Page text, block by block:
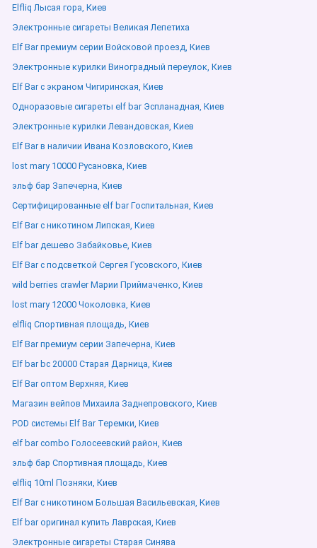
Elfliq Лысая гора, Киев
Электронные сигареты Великая Лепетиха
Elf Bar премиум серии Войсковой проезд, Киев
Электронные курилки Виноградный переулок, Киев
Elf Bar с экраном Чигиринская, Киев
Одноразовые сигареты elf bar Эспланадная, Киев
Электронные курилки Левандовская, Киев
Elf Bar в наличии Ивана Козловского, Киев
lost mary 10000 Русановка, Киев
эльф бар Запечерна, Киев
Сертифицированные elf bar Госпитальная, Киев
Elf Bar с никотином Липская, Киев
Elf bar дешево Забайковье, Киев
Elf Bar с подсветкой Сергея Гусовского, Киев
wild berries crawler Марии Приймаченко, Киев
lost mary 12000 Чоколовка, Киев
elfliq Спортивная площадь, Киев
Elf Bar премиум серии Запечерна, Киев
Elf bar bc 20000 Старая Дарница, Киев
Elf Bar оптом Верхняя, Киев
Магазин вейпов Михаила Заднепровского, Киев
POD системы Elf Bar Теремки, Киев
elf bar combo Голосеевский район, Киев
эльф бар Спортивная площадь, Киев
elfliq 10ml Позняки, Киев
Elf Bar с никотином Большая Васильевская, Киев
Elf bar оригинал купить Лаврская, Киев
Электронные сигареты Старая Синява